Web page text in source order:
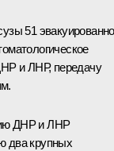
51
и ЛНР, передачу
ДНР и ЛНР
два крупных